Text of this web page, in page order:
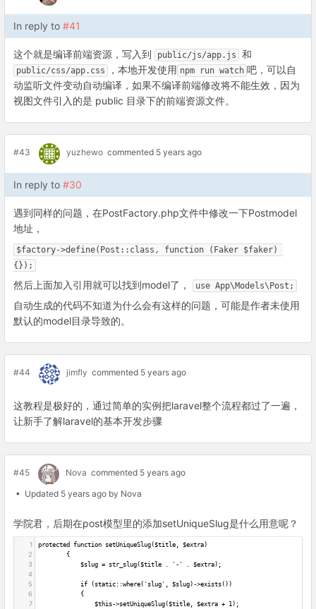
In reply to #41
这个就是编译前端资源，写入到 public/js/app.js 和
public/css/app.css ，本地开发使用 npm run watch 吧，可以自
动监听文件变动自动编译，如果不编译前端修改将不能生效，因为
视图文件引入的是 public 目录下的前端资源文件。
#43 yuzhewo commented 5 years ago
In reply to #30
遇到同样的问题，在PostFactory.php文件中修改一下Postmodel
地址，
$factory->define(Post::class, function (Faker $faker)
{});
然后上面加入引用就可以找到model了， use App\Models\Post;
自动生成的代码不知道为什么会有这样的问题，可能是作者未使用
默认的model目录导致的。
#44 jimfly commented 5 years ago
这教程是极好的，通过简单的实例把laravel整个流程都过了一遍，
让新手了解laravel的基本开发步骤
#45 Nova commented 5 years ago
• Updated 5 years ago by Nova
学院君，后期在post模型里的添加setUniqueSlug是什么用意呢？
1
protected function setUniqueSlug($title, $extra)
2
        {
3
            $slug = str_slug($title . '-' . $extra);
4
5
            if (static::where('slug', $slug)->exists())
6
            {
7
                $this->setUniqueSlug($title, $extra + 1);